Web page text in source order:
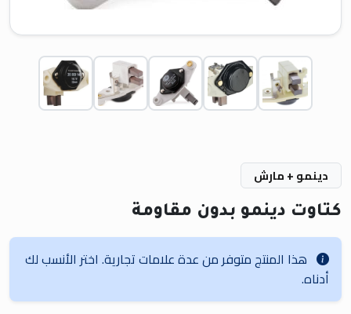
دينمو + مارش
كتاوت دينمو بدون مقاومة
هذا المنتج متوفر من عدة علامات تجارية. اختر الأنسب لك
أدناه.